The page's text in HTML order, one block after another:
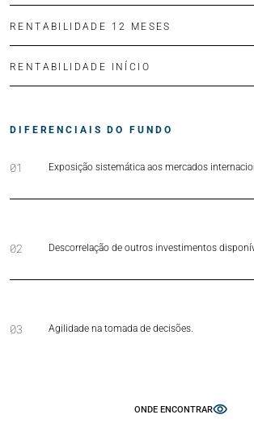
RENTABILIDADE 12 MESES
RENTABILIDADE INÍCIO
DIFERENCIAIS DO FUNDO
01 Exposição sistemática aos mercados
02 Descorrelação de outros investimentos
03 Agilidade na tomada de decisões.
ONDE ENCONTRAR